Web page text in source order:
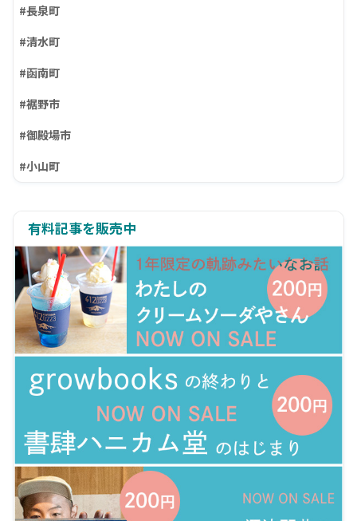
#長泉町
#清水町
#函南町
#裾野市
#御殿場市
#小山町
有料記事を販売中